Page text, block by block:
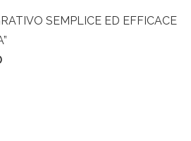
SEMPLICE ED EFFICACE